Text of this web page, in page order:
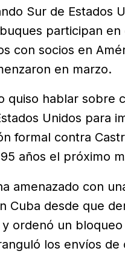
Sur de Estados
participan en
con socios en
en marzo.
quiso hablar sobre
Unidos para
formal contra
años el próximo
amenazado con
Cuba desde que
ordenó un
los envíos de